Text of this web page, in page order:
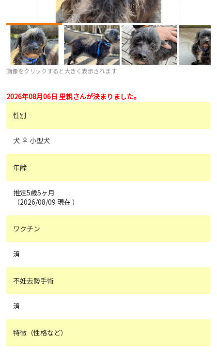
画像をクリックすると大きく表示されます
2026年08月06日 里親さんが決まりました。
性別
犬 ♀ 小型犬
年齢
推定5歳5ヶ月
（2026/08/09 現在 ）
ワクチン
済
不妊去勢手術
済
特徴（性格など）